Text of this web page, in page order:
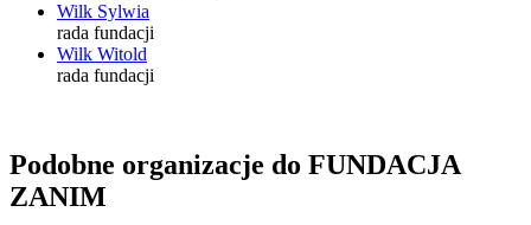
Wilk Sylwia
rada fundacji
Wilk Witold
rada fundacji
Podobne organizacje do FUNDACJA
ZANIM